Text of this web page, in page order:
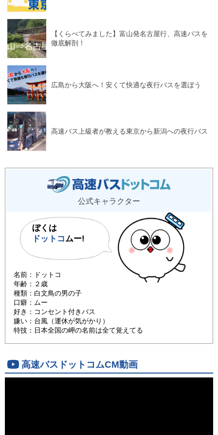
【くらべてみました】富山発名古屋行、高速バスを
徹底解剖！
広島から大阪へ！安くて快適な夜行バスを選ぼう
高速バス上級者が教える東京から新潟への夜行バス
公式キャラクター
ぼくは
ドットコムー!
名前：ドットコ
年齢：２歳
種類：白文鳥の男の子
口癖：ムー
好き：コンセント付きバス
嫌い：台風（運休が気がかり）
特技：日本全国の岬の名前は全て覚えてる
高速バスドットコムCM動画